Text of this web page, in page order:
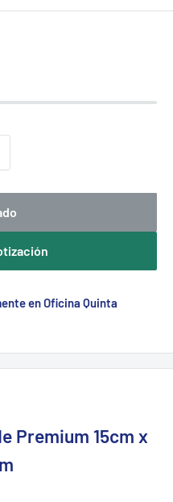
en Oficina Quinta
Premium 15cm x